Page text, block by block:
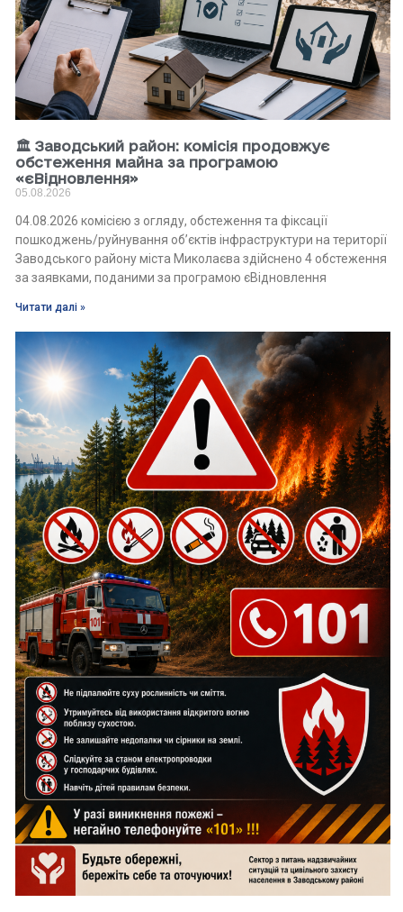
🏛 Заводський район: комісія продовжує
обстеження майна за програмою
«єВідновлення»
05.08.2026
04.08.2026 комісією з огляду, обстеження та фіксації
пошкоджень/руйнування об’єктів інфраструктури на території
Заводського району міста Миколаєва здійснено 4 обстеження
за заявками, поданими за програмою єВідновлення
Читати далі »